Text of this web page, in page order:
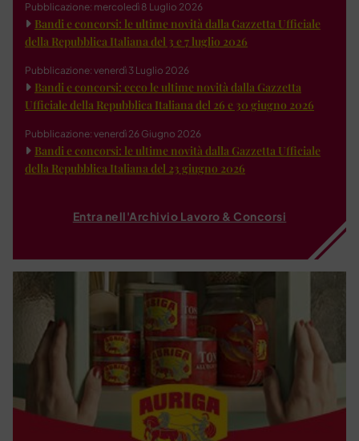
Pubblicazione: mercoledì 8 Luglio 2026
Bandi e concorsi: le ultime novità dalla Gazzetta Ufficiale
della Repubblica Italiana del 3 e 7 luglio 2026
Pubblicazione: venerdì 3 Luglio 2026
Bandi e concorsi: ecco le ultime novità dalla Gazzetta
Ufficiale della Repubblica Italiana del 26 e 30 giugno 2026
Pubblicazione: venerdì 26 Giugno 2026
Bandi e concorsi: le ultime novità dalla Gazzetta Ufficiale
della Repubblica Italiana del 23 giugno 2026
Entra nell'Archivio Lavoro & Concorsi